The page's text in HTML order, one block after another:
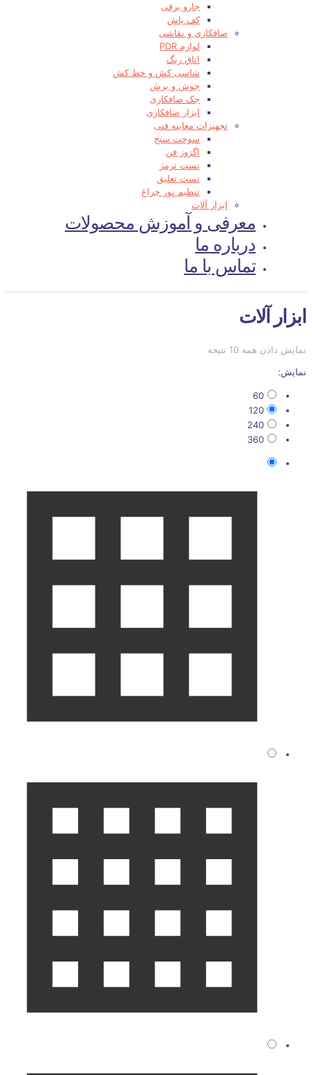
جارو برقی
کف پاش
صافکاری و نقاشی
لوازم PDR
اتاق رنگ
شاسی کش و خط کش
جوش و برش
جک صافکاری
ابزار صافکاری
تجهیزات معاینه فنی
سوخت سنج
اگزوز فن
تست ترمز
تست تعلیق
تنظیم نور چراغ
ابزار آلات
معرفی و آموزش محصولات
درباره ما
تماس با ما
ابزار آلات
نمایش دادن همه 10 نتیجه
نمایش:
60
120
240
360